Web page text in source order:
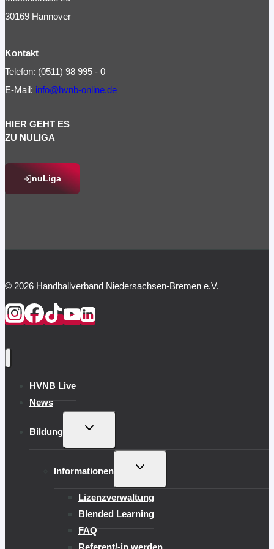
30169 Hannover
Kontakt
Telefon: (0511) 98 995 - 0
E-Mail: info@hvnb-online.de
HIER GEHT ES
ZU NULIGA
nuLiga
© 2026 Handballverband Niedersachsen-Bremen e.V.
HVNB Live
News
Bildung
UNTERMENÜ
Informationen
UNTERMENÜ
Lizenzverwaltung
Blended Learning
FAQ
Referent/-in werden